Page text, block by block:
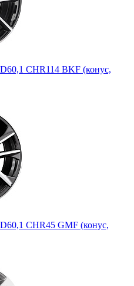
CHR114 BKF (конус,
CHR45 GMF (конус,